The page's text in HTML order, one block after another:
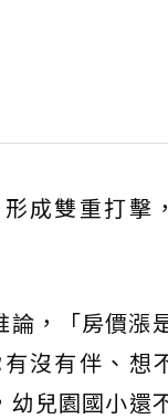
成雙重打
，「房價漲
沒有伴、想
幼兒園國小還